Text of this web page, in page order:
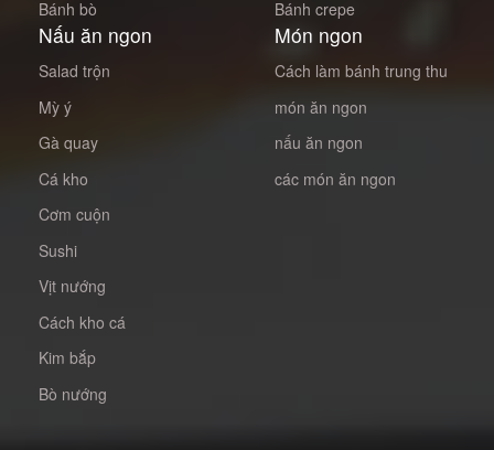
Bánh bò
Bánh crepe
Nấu ăn ngon
Salad trộn
Mỳ ý
Gà quay
Cá kho
Cơm cuộn
Sushi
Vịt nướng
Cách kho cá
Kim bắp
Bò nướng
Món ngon
Cách làm bánh trung thu
món ăn ngon
nấu ăn ngon
các món ăn ngon